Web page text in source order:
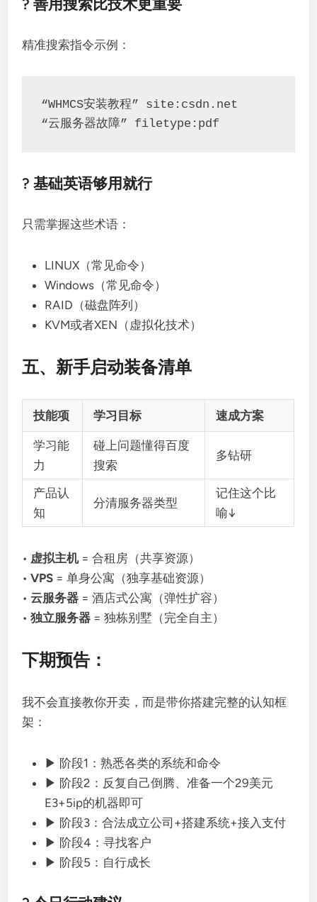
? 善用搜索比技术更重要
精准搜索指令示例：
“WHMCS安装教程” site:csdn.net
“云服务器故障” filetype:pdf
? 基础英语够用就行
只需掌握这些术语：
LINUX（常见命令）
Windows（常见命令）
RAID（磁盘阵列）
KVM或者XEN（虚拟化技术）
五、新手启动装备清单
技能项 学习目标 速成方案
学习能
力
碰上问题懂得百度
搜索
多钻研
产品认
知
分清服务器类型
记住这个比
喻↓
• 虚拟主机= 合租房（共享资源）
•VPS = 单身公寓（独享基础资源）
•云服务器 = 酒店式公寓（弹性扩容）
•独立服务器 = 独栋别墅（完全自主）
下期预告：
我不会直接教你开卖，而是带你搭建完整的认知框
架：
▶ 阶段1：熟悉各类的系统和命令
▶ 阶段2：反复自己倒腾、准备一个29美元
E3+5ip的机器即可
▶ 阶段3：合法成立公司+搭建系统+接入支付
▶ 阶段4：寻找客户
▶ 阶段5：自行成长